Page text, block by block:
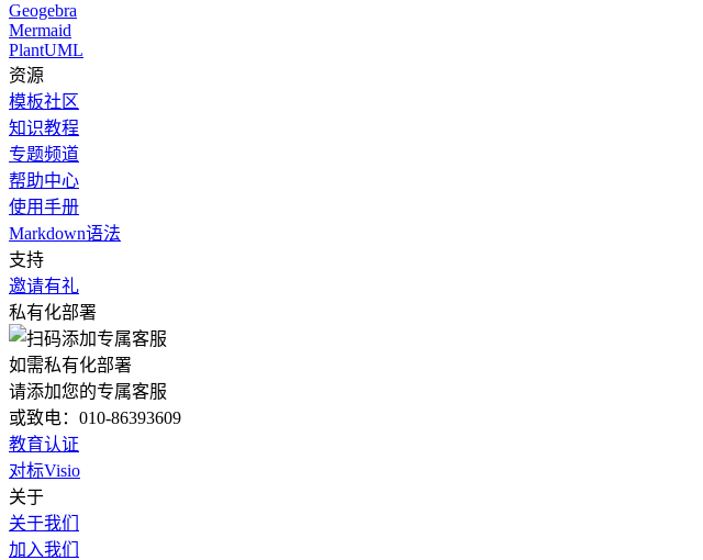
Geogebra
Mermaid
PlantUML
资源
模板社区
知识教程
专题频道
帮助中心
使用手册
Markdown语法
支持
邀请有礼
私有化部署
如需私有化部署
请添加您的专属客服
或致电：010-86393609
教育认证
对标Visio
关于
关于我们
加入我们